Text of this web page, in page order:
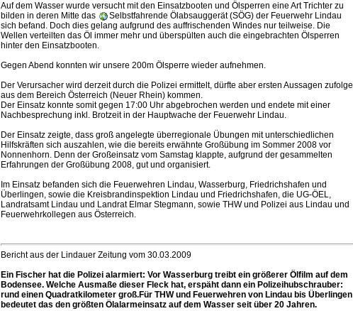
Auf dem Wasser wurde versucht mit den Einsatzbooten und Ölsperren eine Art Trichter zu
bilden in deren Mitte das
Selbstfahrende Ölabsauggerät (SÖG) der Feuerwehr Lindau
sich befand. Doch dies gelang aufgrund des auffrischenden Windes nur teilweise. Die
Wellen verteilten das Öl immer mehr und überspülten auch die eingebrachten Ölsperren
hinter den Einsatzbooten.
Gegen Abend konnten wir unsere 200m Ölsperre wieder aufnehmen.
Der Verursacher wird derzeit durch die Polizei ermittelt, dürfte aber ersten Aussagen zufolge
aus dem Bereich Österreich (Neuer Rhein) kommen.
Der Einsatz konnte somit gegen 17:00 Uhr abgebrochen werden und endete mit einer
Nachbesprechung inkl. Brotzeit in der Hauptwache der Feuerwehr Lindau.
Der Einsatz zeigte, dass groß angelegte überregionale Übungen mit unterschiedlichen
Hilfskräften sich auszahlen, wie die bereits erwähnte Großübung im Sommer 2008 vor
Nonnenhorn. Denn der Großeinsatz vom Samstag klappte, aufgrund der gesammelten
Erfahrungen der Großübung 2008, gut und organisiert.
Im Einsatz befanden sich die Feuerwehren Lindau, Wasserburg, Friedrichshafen und
Überlingen, sowie die Kreisbrandinspektion Lindau und Friedrichshafen, die UG-ÖEL,
Landratsamt Lindau und Landrat Elmar Stegmann, sowie THW und Polizei aus Lindau und
Feuerwehrkollegen aus Österreich.
Bericht aus der Lindauer Zeitung vom 30.03.2009
Ein Fischer hat die Polizei alarmiert: Vor Wasserburg treibt ein größerer Ölfilm auf dem
Bodensee. Welche Ausmaße dieser Fleck hat, erspäht dann ein Polizeihubschrauber:
rund einen Quadratkilometer groß.Für THW und Feuerwehren von Lindau bis Überlingen
bedeutet das den größten Ölalarmeinsatz auf dem Wasser seit über 20 Jahren.